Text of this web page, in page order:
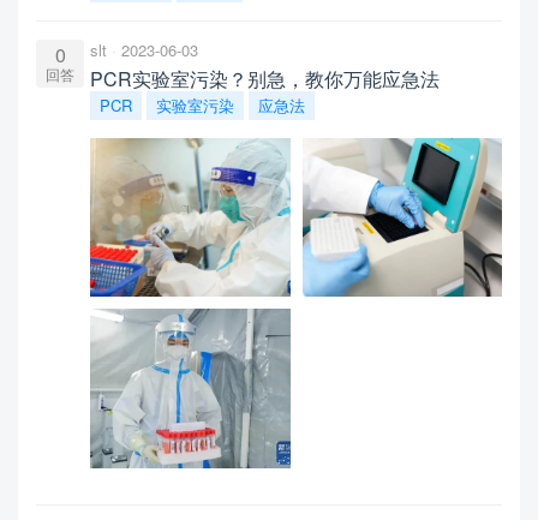
0
回答
slt 2023-06-03
PCR实验室污染？别急，教你万能应急法
PCR 实验室污染 应急法